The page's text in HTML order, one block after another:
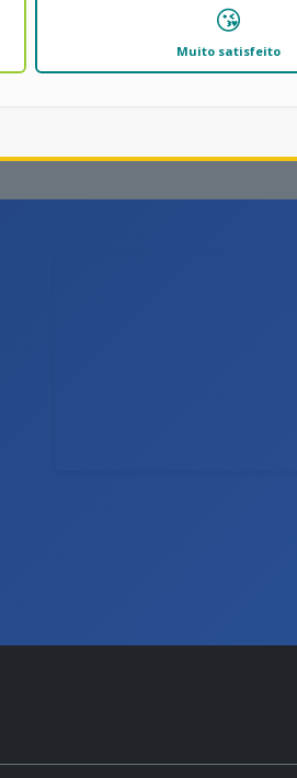
😘
Muito satisfeito